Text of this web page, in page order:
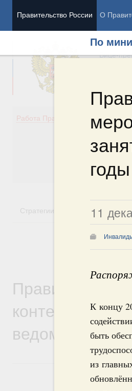
Правительство России О
По
годы
11
К концу
быть
из
Вице-
Работа Правительства
Стратегии
контексте
ведомств